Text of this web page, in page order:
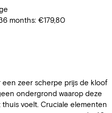
months: €179,80
zeer scherpe prijs de kloof
ondergrond waarop deze
voelt. Cruciale elementen